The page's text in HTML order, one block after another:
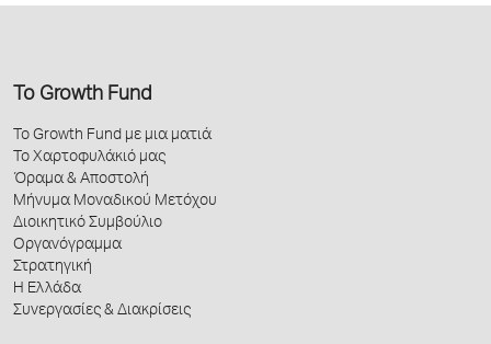
Το Growth Fund
Το Growth Fund με μια ματιά
Το Χαρτοφυλάκιό μας
Όραμα & Αποστολή
Μήνυμα Μοναδικού Μετόχου
Διοικητικό Συμβούλιο
Οργανόγραμμα
Στρατηγική
Η Ελλάδα
Συνεργασίες & Διακρίσεις